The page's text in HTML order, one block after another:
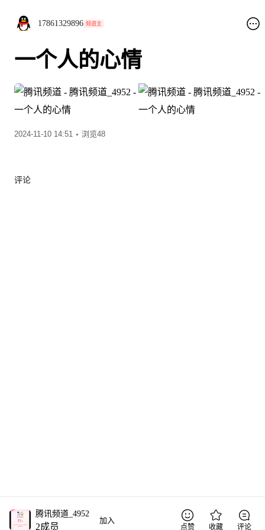
17861329896 频道主
一个人的心情
2024-11-10 14:51 浏览48
评论
腾讯频道_4952
2成员
加入
点赞 收藏 评论